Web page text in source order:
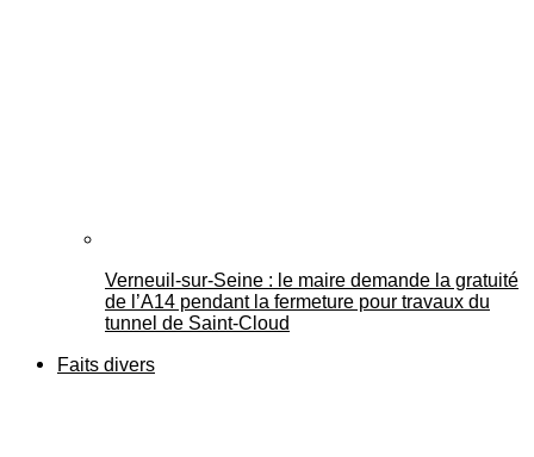
Verneuil-sur-Seine : le maire demande la gratuité
de l’A14 pendant la fermeture pour travaux du
tunnel de Saint-Cloud
Faits divers